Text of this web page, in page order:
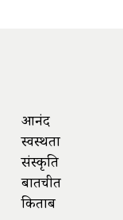
आनंद
स्वस्थता
संस्कृति
बातचीत
किताबें